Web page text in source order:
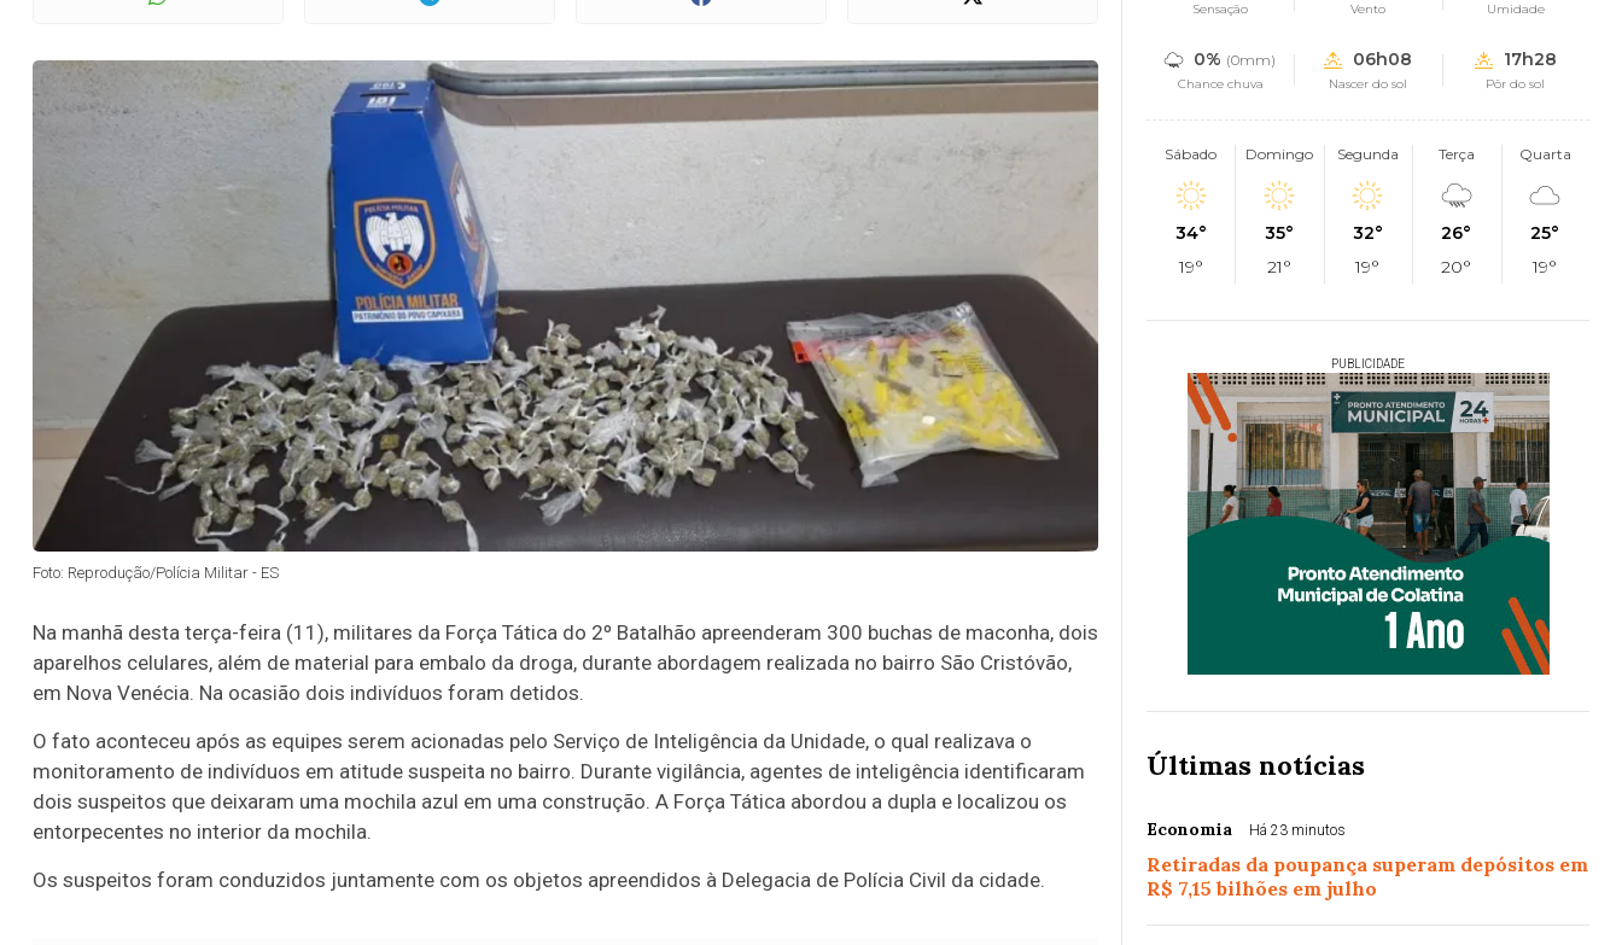
Foto: Reprodução/Polícia Militar - ES
Na manhã desta terça-feira (11), militares da Força Tática do 2º Batalhão apreenderam 300 buchas de maconha, dois
aparelhos celulares, além de material para embalo da droga, durante abordagem realizada no bairro São Cristóvão,
em Nova Venécia. Na ocasião dois indivíduos foram detidos.
O fato aconteceu após as equipes serem acionadas pelo Serviço de Inteligência da Unidade, o qual realizava o
monitoramento de indivíduos em atitude suspeita no bairro. Durante vigilância, agentes de inteligência identificaram
dois suspeitos que deixaram uma mochila azul em uma construção. A Força Tática abordou a dupla e localizou os
entorpecentes no interior da mochila.
Os suspeitos foram conduzidos juntamente com os objetos apreendidos à Delegacia de Polícia Civil da cidade.
Sensação Vento Umidade
0% (0mm)
Chance chuva
06h08
Nascer do sol
17h28
Pôr do sol
Sábado
34°
19°
Domingo
35°
21°
Segunda
32°
19°
Terça
26°
20°
Quarta
25°
19°
PUBLICIDADE
Últimas notícias
Economia Há 23 minutos
Retiradas da poupança superam depósitos em
R$ 7,15 bilhões em julho